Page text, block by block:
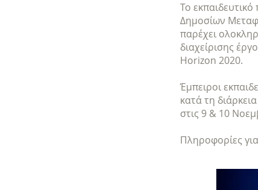
Το
Δημοσίων
παρέχει
διαχείρισης
Horizon 2020.
Έμπειροι
κατά τη
στις 9 & 10
Πληροφορίες